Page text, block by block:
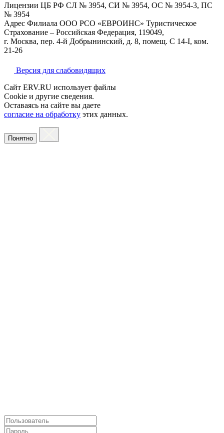
Лицензии ЦБ РФ СЛ № 3954, СИ № 3954, ОС № 3954-3, ПС
№ 3954
Адрес Филиала ООО РСО «ЕВРОИНС» Туристическое
Страхование – Российская Федерация, 119049,
г. Москва, пер. 4-й Добрынинский, д. 8, помещ. С 14-I, ком.
21-26
Версия для слабовидящих
Сайт ERV.RU использует файлы
Cookie и другие сведения.
Оставаясь на сайте вы даете
согласие на обработку этих данных.
Понятно